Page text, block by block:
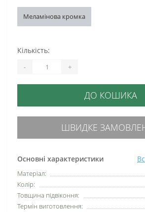
Основні характеристики
Матеріал:
Колір:
Товщина підвіконня:
Термін виготовлення:
Меламінова кромка
Кількість:
- +
ДО КОШИКА
ШВИДКЕ